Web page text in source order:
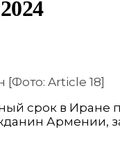
[Фото: Article 18]
срок в Иране
Армении,